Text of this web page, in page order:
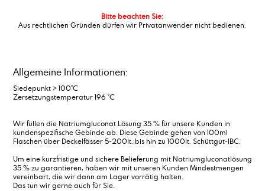
Bitte beachten Sie:
Aus rechtlichen Gründen dürfen wir Privatanwender nicht bedienen.
Allgemeine Informationen:
Siedepunkt > 100°C
Zersetzungstemperatur 196 °C
Wir füllen die Natriumgluconat Lösung 35 % für unsere Kunden in
kundenspezifische Gebinde ab. Diese Gebinde gehen von 100ml
Flaschen über Deckelfässer 5-200lt.,bis hin zu 1000lt. Schüttgut-IBC.
Um eine kurzfristige und sichere Belieferung mit Natriumgluconatlösung
35 % zu garantieren, haben wir mit unseren Kunden Mindestmengen
vereinbart, die wir dann am Lager vorrätig halten.
Das tun wir gerne auch für Sie.